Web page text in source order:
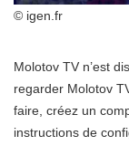
© igen.fr
Molotov TV n’est
regarder Molotov
faire, créez un
instructions de